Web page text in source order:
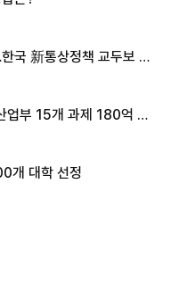
국 新통상정책 교두보 활
업부 15개 과제 180억 지
개 대학 선정